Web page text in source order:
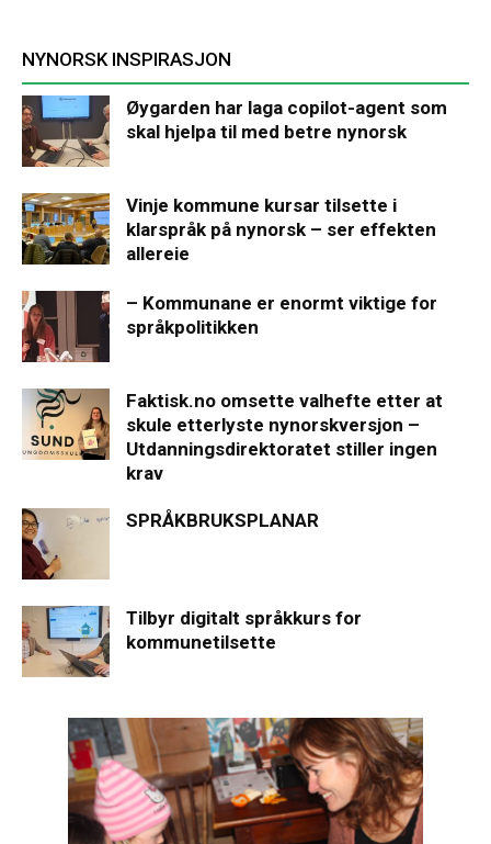
NYNORSK INSPIRASJON
Øygarden har laga copilot-agent som
skal hjelpa til med betre nynorsk
Vinje kommune kursar tilsette i
klarspråk på nynorsk – ser effekten
allereie
– Kommunane er enormt viktige for
språkpolitikken
Faktisk.no omsette valhefte etter at
skule etterlyste nynorskversjon –
Utdanningsdirektoratet stiller ingen
krav
SPRÅKBRUKSPLANAR
Tilbyr digitalt språkkurs for
kommunetilsette